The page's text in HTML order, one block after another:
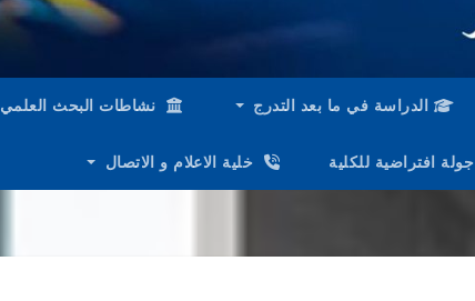
الدراسة في ما بعد التدرج نشاطات البحث العلمي
جولة افتراضية للكلية خلية الاعلام و الاتصال